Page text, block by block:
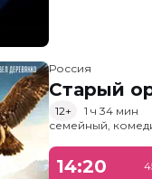
Россия
Старый
12+
1 ч 34 мин
семейный,
14:20